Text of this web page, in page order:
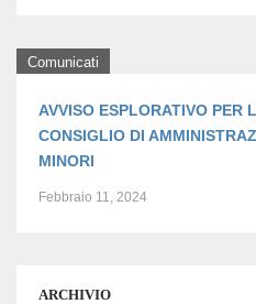
Comunicati
AVVISO ESPLORATIVO PER
CONSIGLIO DI
MINORI
Febbraio 11, 2024
ARCHIVIO